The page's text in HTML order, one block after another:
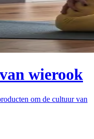
wierook
om de cultuur van